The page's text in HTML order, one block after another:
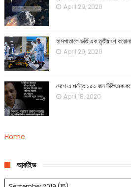
April 29, 2020
হাসপাতালে ভর্তি এক তৃতীয়াংশ
April 29, 2020
দেশে এ পর্যন্ত ১০০ জন চিকিৎসক
April 18, 2020
Home
আর্কাইভ